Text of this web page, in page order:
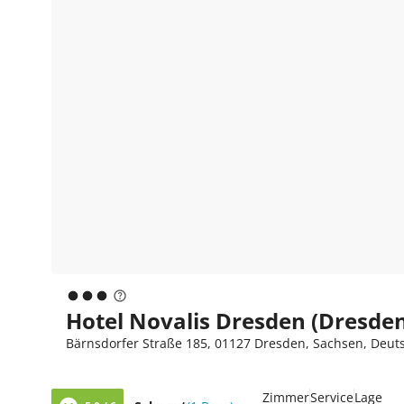
Hotel Novalis Dresden
Bärnsdorfer Straße 185, 01127 Dresden, Sachsen,
ZimmerServiceLage